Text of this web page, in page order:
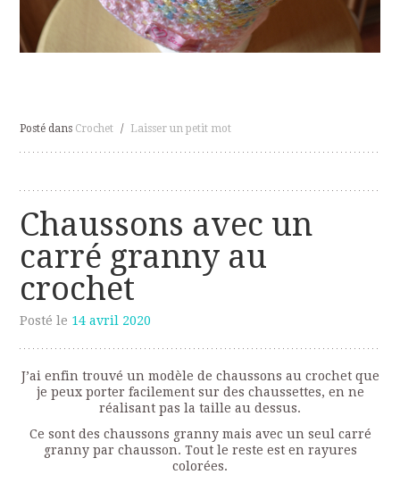
Posté dans Crochet / Laisser un petit mot
Chaussons avec un
carré granny au
crochet
Posté le 14 avril 2020
J’ai enfin trouvé un modèle de chaussons au crochet que
je peux porter facilement sur des chaussettes, en ne
réalisant pas la taille au dessus.
Ce sont des chaussons granny mais avec un seul carré
granny par chausson. Tout le reste est en rayures
colorées.